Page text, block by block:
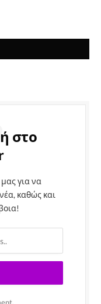
στο
για να
καθώς και